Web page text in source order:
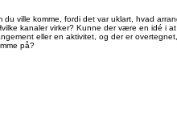
ville komme, fordi det var uklart, hvad
kanaler virker? Kunne der være en idé i
eller en aktivitet, og der er
på?